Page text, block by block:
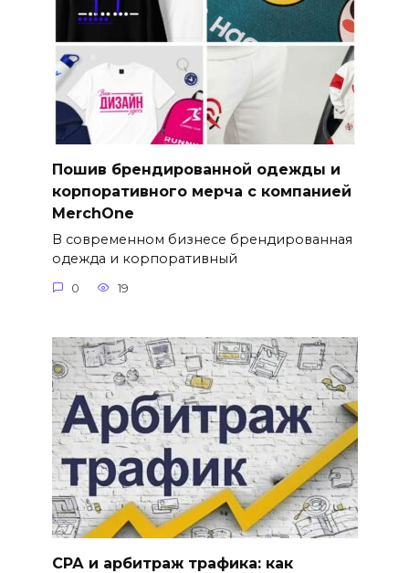
Пошив брендированной одежды и
корпоративного мерча с компанией
MerchOne
В современном бизнесе брендированная
одежда и корпоративный
0 19
СРА и арбитраж трафика: как